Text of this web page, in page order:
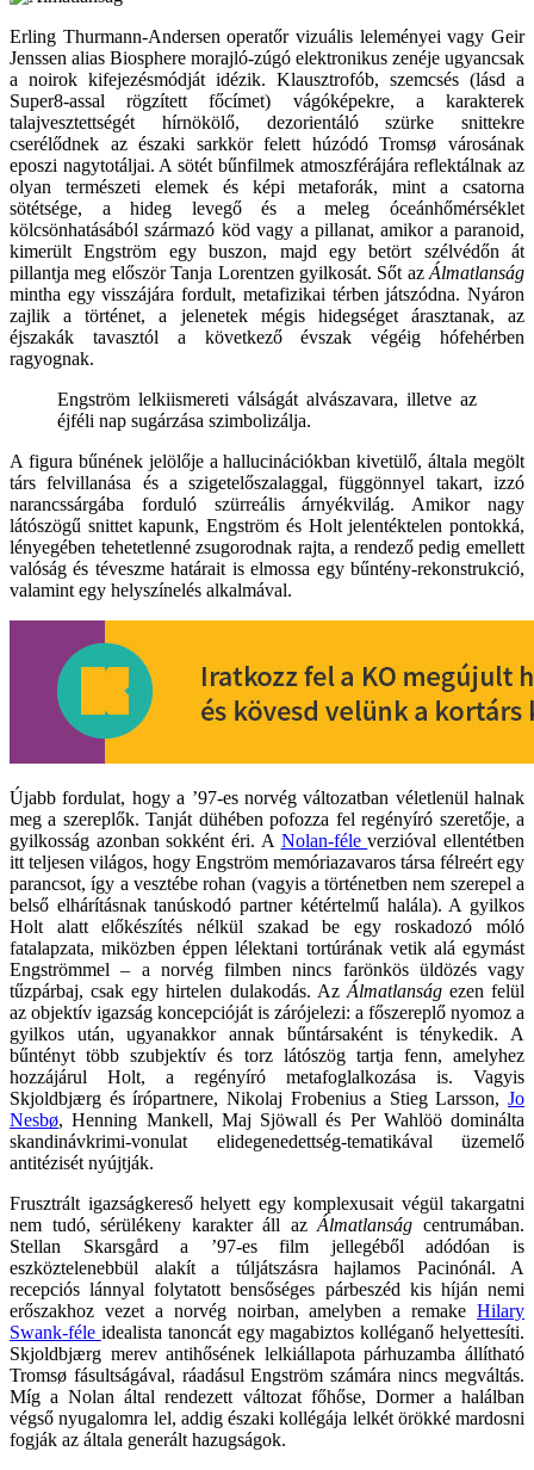
Erling Thurmann-Andersen operatőr vizuális leleményei vagy Geir
Jenssen alias Biosphere morajló-zúgó elektronikus zenéje ugyancsak
a noirok kifejezésmódját idézik. Klausztrofób, szemcsés (lásd a
Super8-assal rögzített főcímet) vágóképekre, a karakterek
talajvesztettségét hírnökölő, dezorientáló szürke snittekre
cserélődnek az északi sarkkör felett húzódó Tromsø városának
eposzi nagytotáljai. A sötét bűnfilmek atmoszférájára reflektálnak az
olyan természeti elemek és képi metaforák, mint a csatorna
sötétsége, a hideg levegő és a meleg óceánhőmérséklet
kölcsönhatásából származó köd vagy a pillanat, amikor a paranoid,
kimerült Engström egy buszon, majd egy betört szélvédőn át
pillantja meg először Tanja Lorentzen gyilkosát. Sőt az Álmatlanság
mintha egy visszájára fordult, metafizikai térben játszódna. Nyáron
zajlik a történet, a jelenetek mégis hidegséget árasztanak, az
éjszakák tavasztól a következő évszak végéig hófehérben
ragyognak.
Engström lelkiismereti válságát alvászavara, illetve az
éjféli nap sugárzása szimbolizálja.
A figura bűnének jelölője a hallucinációkban kivetülő, általa megölt
társ felvillanása és a szigetelőszalaggal, függönnyel takart, izzó
narancssárgába forduló szürreális árnyékvilág. Amikor nagy
látószögű snittet kapunk, Engström és Holt jelentéktelen pontokká,
lényegében tehetetlenné zsugorodnak rajta, a rendező pedig emellett
valóság és téveszme határait is elmossa egy bűntény-rekonstrukció,
valamint egy helyszínelés alkalmával.
Újabb fordulat, hogy a ’97-es norvég változatban véletlenül halnak
meg a szereplők. Tanját dühében pofozza fel regényíró szeretője, a
gyilkosság azonban sokként éri. A Nolan-féleverzióval ellentétben
itt teljesen világos, hogy Engström memóriazavaros társa félreért egy
parancsot, így a vesztébe rohan (vagyis a történetben nem szerepel a
belső elhárításnak tanúskodó partner kétértelmű halála). A gyilkos
Holt alatt előkészítés nélkül szakad be egy roskadozó móló
fatalapzata, miközben éppen lélektani tortúrának vetik alá egymást
Engströmmel – a norvég filmben nincs farönkös üldözés vagy
tűzpárbaj, csak egy hirtelen dulakodás. Az Álmatlanságezen felül
az objektív igazság koncepcióját is zárójelezi: a főszereplő nyomoz a
gyilkos után, ugyanakkor annak bűntársaként is ténykedik. A
bűntényt több szubjektív és torz látószög tartja fenn, amelyhez
hozzájárul Holt, a regényíró metafoglalkozása is. Vagyis
Skjoldbjærg és írópartnere, Nikolaj Frobenius a Stieg Larsson, Jo
Nesbø, Henning Mankell, Maj Sjöwall és Per Wahlöö dominálta
skandinávkrimi-vonulat elidegenedettség-tematikával üzemelő
antitézisét nyújtják.
Frusztrált igazságkereső helyett egy komplexusait végül takargatni
nem tudó, sérülékeny karakter áll azÁlmatlanság centrumában.
Stellan Skarsgård a ’97-es film jellegéből adódóan is
eszköztelenebbül alakít a túljátszásra hajlamos Pacinónál. A
recepciós lánnyal folytatott bensőséges párbeszéd kis híján nemi
erőszakhoz vezet a norvég noirban, amelyben a remake Hilary
Swank-féle idealista tanoncát egy magabiztos kolléganő helyettesíti.
Skjoldbjærg merev antihősének lelkiállapota párhuzamba állítható
Tromsø fásultságával, ráadásul Engström számára nincs megváltás.
Míg a Nolan által rendezett változat főhőse, Dormer a halálban
végső nyugalomra lel, addig északi kollégája lelkét örökké mardosni
fogják az általa generált hazugságok.